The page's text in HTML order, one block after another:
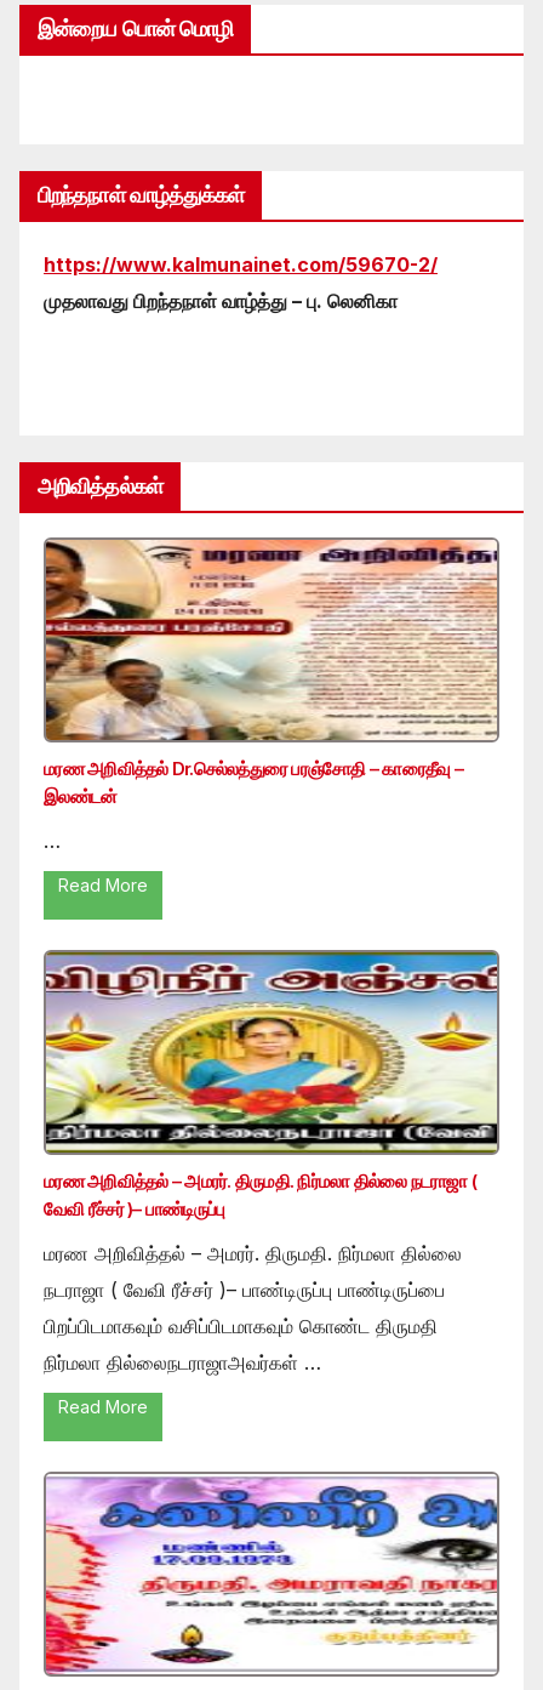
இன்றைய பொன் மொழி
பிறந்தநாள் வாழ்த்துக்கள்
https://www.kalmunainet.com/59670-2/
முதலாவது பிறந்தநாள் வாழ்த்து – பு. லெனிகா
அறிவித்தல்கள்
மரண அறிவித்தல் Dr.செல்லத்துரை பரஞ்சோதி – காரைதீவு –
இலண்டன்
…
Read More
மரண அறிவித்தல் – அமரர். திருமதி. நிர்மலா தில்லை நடராஜா (
வேவி ரீச்சர் )– பாண்டிருப்பு
மரண அறிவித்தல் – அமரர். திருமதி. நிர்மலா தில்லை
நடராஜா ( வேவி ரீச்சர் )– பாண்டிருப்பு பாண்டிருப்பை
பிறப்பிடமாகவும் வசிப்பிடமாகவும் கொண்ட திருமதி
நிர்மலா தில்லைநடராஜாஅவர்கள் …
Read More